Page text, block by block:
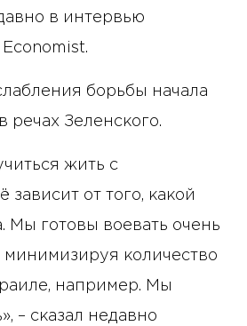
в интервью
борьбы начала
речах Зеленского.
жить с
зависит от того, какой
Мы готовы воевать очень
минимизируя количество
например. Мы
– сказал недавно